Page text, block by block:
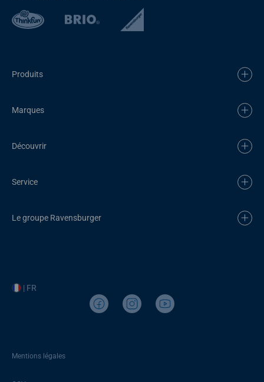
Produits
Marques
Découvrir
Service
Le groupe Ravensburger
| FR
Mentions légales